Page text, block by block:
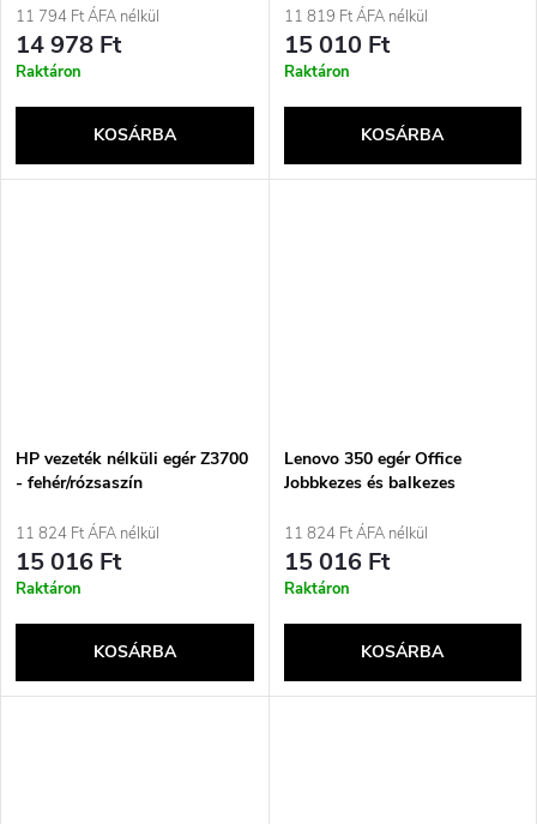
11 794 Ft ÁFA nélkül
14 978 Ft
Raktáron
KOSÁRBA
11 819 Ft ÁFA nélkül
15 010 Ft
Raktáron
KOSÁRBA
HP vezeték nélküli egér Z3700
- fehér/rózsaszín
11 824 Ft ÁFA nélkül
15 016 Ft
Raktáron
KOSÁRBA
Lenovo 350 egér Office
Jobbkezes és balkezes
11 824 Ft ÁFA nélkül
15 016 Ft
Raktáron
KOSÁRBA